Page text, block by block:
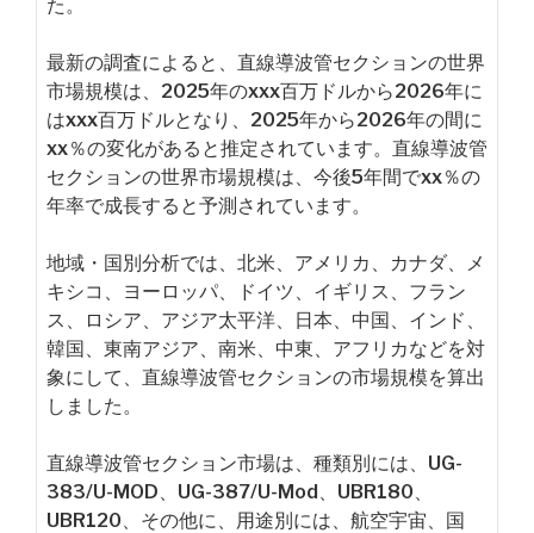
た。
最新の調査によると、直線導波管セクションの世界
市場規模は、2025年のxxx百万ドルから2026年に
はxxx百万ドルとなり、2025年から2026年の間に
xx％の変化があると推定されています。直線導波管
セクションの世界市場規模は、今後5年間でxx％の
年率で成長すると予測されています。
地域・国別分析では、北米、アメリカ、カナダ、メ
キシコ、ヨーロッパ、ドイツ、イギリス、フラン
ス、ロシア、アジア太平洋、日本、中国、インド、
韓国、東南アジア、南米、中東、アフリカなどを対
象にして、直線導波管セクションの市場規模を算出
しました。
直線導波管セクション市場は、種類別には、UG-
383/U-MOD、UG-387/U-Mod、UBR180、
UBR120、その他に、用途別には、航空宇宙、国